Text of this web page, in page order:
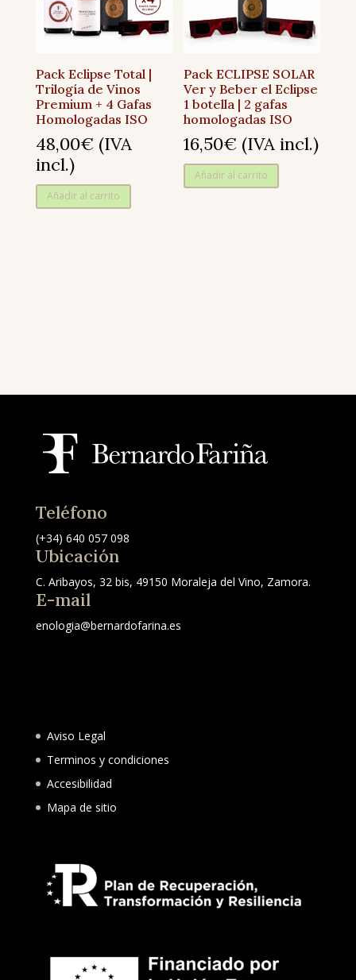
Pack Eclipse Total |
Trilogía de Vinos
Premium + 4 Gafas
Homologadas ISO
48,00€ (IVA
incl.)
Añadir al carrito
Pack ECLIPSE SOLAR
Ver y Beber el Eclipse
1 botella | 2 gafas
homologadas ISO
16,50€ (IVA incl.)
Añadir al carrito
Teléfono
(+34) 640 057 098
Ubicación
C. Aribayos, 32 bis, 49150 Moraleja del Vino, Zamora.
E-mail
enologia@bernardofarina.es
Aviso Legal
Terminos y condiciones
Accesibilidad
Mapa de sitio